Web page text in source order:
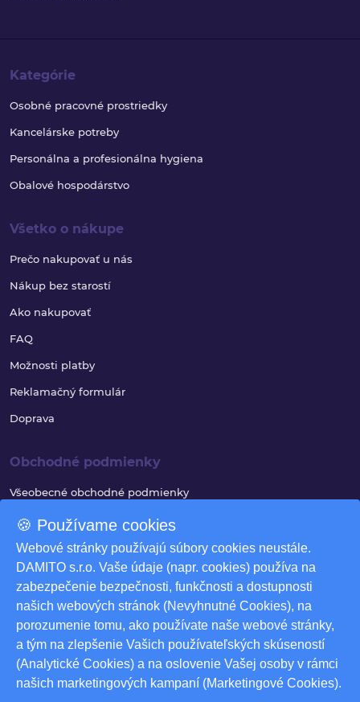
🍪 Používame cookies
Webové stránky používajú súbory cookies neustále.
DAMITO s.r.o. Vaše údaje (napr. cookies) používa na
zabezpečenie bezpečnosti, funkčnosti a dostupnosti
našich webových stránok (Nevyhnutné Cookies), na
porozumenie tomu, ako používate naše webové stránky,
a tým na zlepšenie Vašich používateľských skúseností
(Analytické Cookies) a na oslovenie Vašej osoby v rámci
našich marketingových kampaní (Marketingové Cookies).
Kategórie
Osobné pracovné prostriedky
Kancelárske potreby
Personálna a profesionálna hygiena
Obalové hospodárstvo
Všetko o nákupe
Prečo nakupovať u nás
Nákup bez starostí
Ako nakupovať
FAQ
Možnosti platby
Reklamačný formulár
Doprava
Obchodné podmienky
Všeobecné obchodné podmienky
Reklamačný poriadok
Ochrana osobných údajov
Využívanie súborov cookies
Odstúpenie od zmluvy
Odstúpenie od zmluvy - formulár
Nastavenia cookies